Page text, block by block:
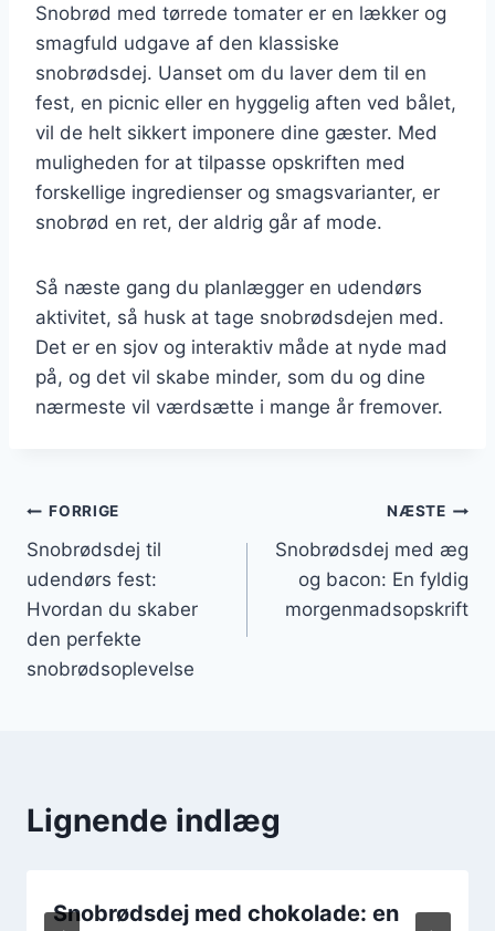
Snobrød med tørrede tomater er en lækker og
smagfuld udgave af den klassiske
snobrødsdej. Uanset om du laver dem til en
fest, en picnic eller en hyggelig aften ved bålet,
vil de helt sikkert imponere dine gæster. Med
muligheden for at tilpasse opskriften med
forskellige ingredienser og smagsvarianter, er
snobrød en ret, der aldrig går af mode.
Så næste gang du planlægger en udendørs
aktivitet, så husk at tage snobrødsdejen med.
Det er en sjov og interaktiv måde at nyde mad
på, og det vil skabe minder, som du og dine
nærmeste vil værdsætte i mange år fremover.
Indlægsnavigation
FORRIGE
Snobrødsdej til
udendørs fest:
Hvordan du skaber
den perfekte
snobrødsoplevelse
NÆSTE
Snobrødsdej med æg
og bacon: En fyldig
morgenmadsopskrift
Lignende indlæg
Snobrødsdej med chokolade: en